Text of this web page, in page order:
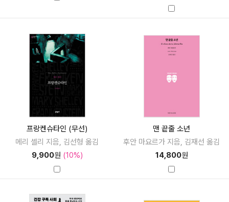
프랑켄슈타인 (무선)
메리 셸리 지음, 김선형 옮김
9,900원 (10%)
맨 끝줄 소년
후안 마요르가 지음, 김재선 옮김
14,800원